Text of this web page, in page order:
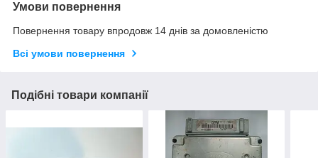
Умови повернення
Повернення товару впродовж 14 днів за домовленістю
Всі умови повернення
Подібні товари компанії